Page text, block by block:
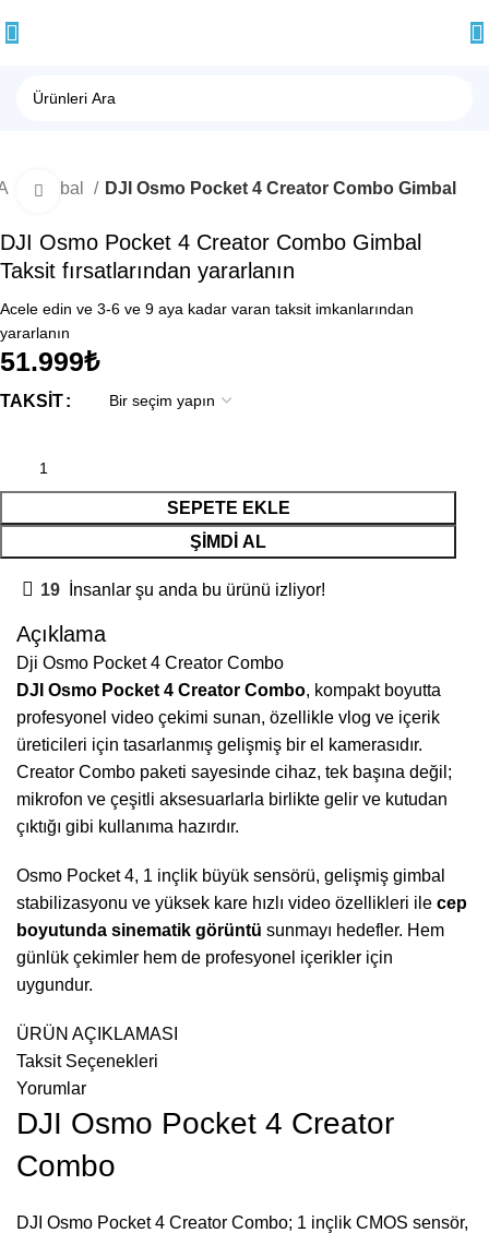
Gimbal DJI Osmo Pocket 4 Creator Combo Gimbal
Büyütmek için tıklayın
DJI Osmo Pocket 4 Creator Combo Gimbal
Taksit fırsatlarından yararlanın
Acele edin ve 3-6 ve 9 aya kadar varan taksit imkanlarından
yararlanın
51.999₺
TAKSIT
SEPETE EKLE
ŞIMDI AL
19 İnsanlar şu anda bu ürünü izliyor!
Açıklama
Dji Osmo Pocket 4 Creator Combo
DJI Osmo Pocket 4 Creator Combo, kompakt boyutta
profesyonel video çekimi sunan, özellikle vlog ve içerik
üreticileri için tasarlanmış gelişmiş bir el kamerasıdır.
Creator Combo paketi sayesinde cihaz, tek başına değil;
mikrofon ve çeşitli aksesuarlarla birlikte gelir ve kutudan
çıktığı gibi kullanıma hazırdır.
Osmo Pocket 4, 1 inçlik büyük sensörü, gelişmiş gimbal
stabilizasyonu ve yüksek kare hızlı video özellikleri ile cep
boyutunda sinematik görüntü sunmayı hedefler. Hem
günlük çekimler hem de profesyonel içerikler için
uygundur.
ÜRÜN AÇIKLAMASI
Taksit Seçenekleri
Yorumlar
DJI Osmo Pocket 4 Creator
Combo
DJI Osmo Pocket 4 Creator Combo; 1 inçlik CMOS sensör,